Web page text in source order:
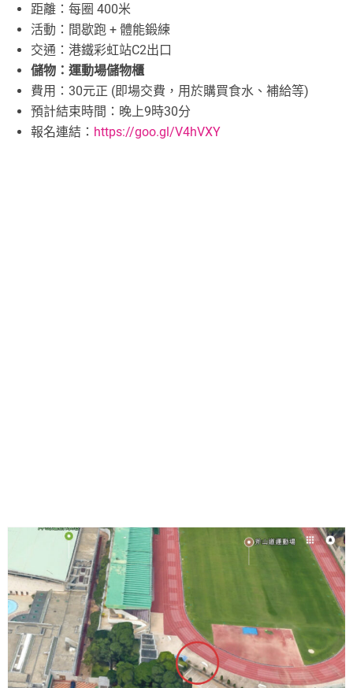
距離：每圈 400米
活動：間歇跑 + 體能鍛練
交通：港鐵彩虹站C2出口
儲物：運動場儲物櫃
費用：30元正 (即場交費，用於購買食水、補給等)
預計結束時間：晚上9時30分
報名連結： https://goo.gl/V4hVXY